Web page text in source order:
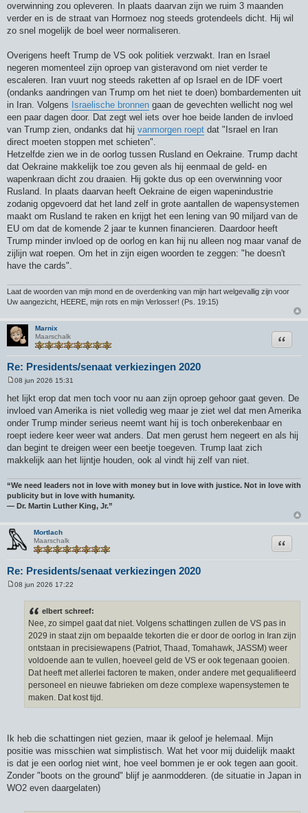
overwinning zou opleveren. In plaats daarvan zijn we ruim 3 maanden
verder en is de straat van Hormoez nog steeds grotendeels dicht. Hij wil
zo snel mogelijk de boel weer normaliseren.
Overigens heeft Trump de VS ook politiek verzwakt. Iran en Israel
negeren momenteel zijn oproep van gisteravond om niet verder te
escaleren. Iran vuurt nog steeds raketten af op Israel en de IDF voert
(ondanks aandringen van Trump om het niet te doen) bombardementen uit
in Iran. Volgens Israelische bronnen gaan de gevechten wellicht nog wel
een paar dagen door. Dat zegt wel iets over hoe beide landen de invloed
van Trump zien, ondanks dat hij vanmorgen roept dat "Israel en Iran
direct moeten stoppen met schieten".
Hetzelfde zien we in de oorlog tussen Rusland en Oekraine. Trump dacht
dat Oekraine makkelijk toe zou geven als hij eenmaal de geld- en
wapenkraan dicht zou draaien. Hij gokte dus op een overwinning voor
Rusland. In plaats daarvan heeft Oekraine de eigen wapenindustrie
zodanig opgevoerd dat het land zelf in grote aantallen de wapensystemen
maakt om Rusland te raken en krijgt het een lening van 90 miljard van de
EU om dat de komende 2 jaar te kunnen financieren. Daardoor heeft
Trump minder invloed op de oorlog en kan hij nu alleen nog maar vanaf de
zijlijn wat roepen. Om het in zijn eigen woorden te zeggen: "he doesn't
have the cards".
Laat de woorden van mijn mond en de overdenking van mijn hart welgevallig zijn voor
Uw aangezicht, HEERE, mijn rots en mijn Verlosser! (Ps. 19:15)
Marnix
Maarschalk
Re: Presidents/senaat verkiezingen 2020
Citeer
e
r
i
h
t
08 jun 2026 15:31
het lijkt erop dat men toch voor nu aan zijn oproep gehoor gaat geven. De
invloed van Amerika is niet volledig weg maar je ziet wel dat men Amerika
onder Trump minder serieus neemt want hij is toch onberekenbaar en
roept iedere keer weer wat anders. Dat men gerust hem negeert en als hij
dan begint te dreigen weer een beetje toegeven. Trump laat zich
makkelijk aan het lijntje houden, ook al vindt hij zelf van niet.
“We need leaders not in love with money but in love with justice. Not in love with
publicity but in love with humanity.
― Dr. Martin Luther King, Jr.”
Mortlach
Maarschalk
Re: Presidents/senaat verkiezingen 2020
Citeer
08 jun 2026 17:22
elbert schreef:
Nee, zo simpel gaat dat niet. Volgens schattingen zullen de VS pas in
2029 in staat zijn om bepaalde tekorten die er door de oorlog in Iran zijn
ontstaan in precisiewapens (Patriot, Thaad, Tomahawk, JASSM) weer
voldoende aan te vullen, hoeveel geld de VS er ook tegenaan gooien.
Dat heeft met allerlei factoren te maken, onder andere met gequalifieerd
personeel en nieuwe fabrieken om deze complexe wapensystemen te
maken. Dat kost tijd.
Ik heb die schattingen niet gezien, maar ik geloof je helemaal. Mijn
positie was misschien wat simplistisch. Wat het voor mij duidelijk maakt
is dat je een oorlog niet wint, hoe veel bommen je er ook tegen aan gooit.
Zonder "boots on the ground" blijf je aanmodderen. (de situatie in Japan in
WO2 even daargelaten)